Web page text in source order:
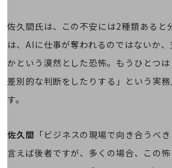
ケータイプラン
5Gデータプラス
データプラス
IoT向け回線料金
端末の一元管理
セキュリティ
佐久間氏は、この不安には2種類あると
は、AIに仕事が奪われるのではないか
かという漠然とした恐怖。もうひとつは
差別的な判断をしたりする」という実
す。
佐久間 「ビジネスの現場で向き合うべ
言えば後者ですが、多くの場合、この